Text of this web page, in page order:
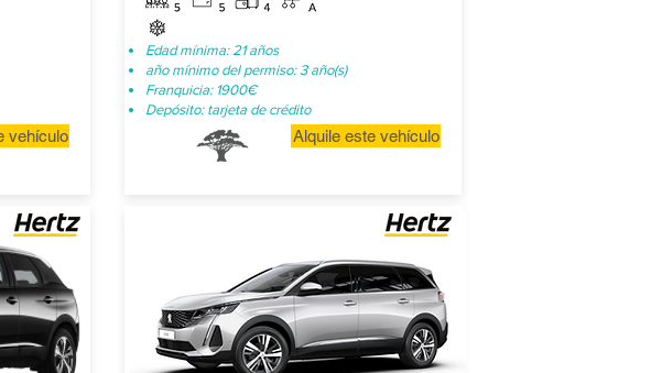
vehículo
Edad mínima: 21 años
año mínimo del permiso: 3 año(s)
Franquicia: 1900€
Depósito: tarjeta de crédito
Alquile este vehículo